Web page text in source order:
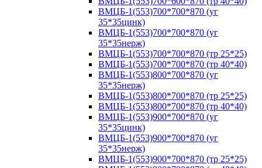
ВМЦБ-1(553)700*700*870 (уг
35*35цинк)
ВМЦБ-1(553)700*700*870 (уг
35*35нерж)
ВМЦБ-1(553)700*700*870 (тр 25*25)
ВМЦБ-1(553)700*700*870 (тр 40*40)
ВМЦБ-1(553)800*700*870 (уг
35*35нерж)
ВМЦБ-1(553)800*700*870 (тр 25*25)
ВМЦБ-1(553)800*700*870 (тр 40*40)
ВМЦБ-1(553)900*700*870 (уг
35*35цинк)
ВМЦБ-1(553)900*700*870 (уг
35*35нерж)
ВМЦБ-1(553)900*700*870 (тр 25*25)